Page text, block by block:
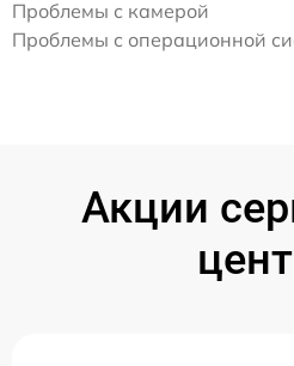
Проблемы с камерой
Проблемы с операционной
Акции